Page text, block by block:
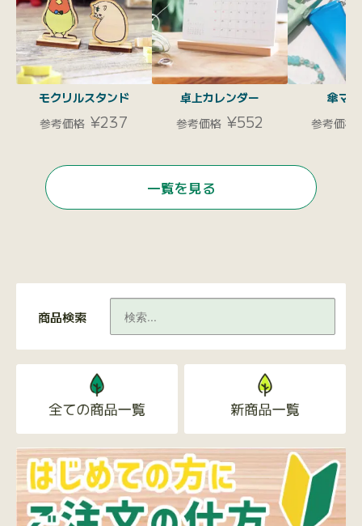
モクリルスタンド
参考価格 ¥237
卓上カレンダー
参考価格 ¥552
傘マ
参考価格
一覧を見る
商品検索